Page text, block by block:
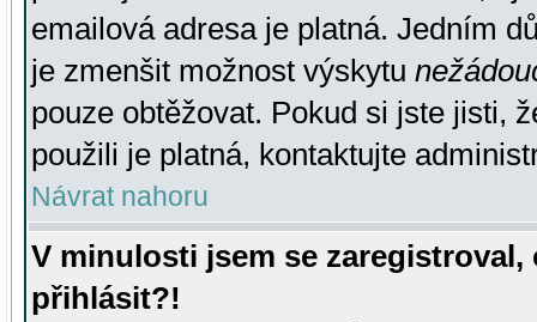
emailová adresa je platná. Jedním
je zmenšit možnost výskytu
pouze obtěžovat. Pokud si jste jisti,
použili je platná, kontaktujte
Návrat nahoru
V minulosti jsem se
přihlásit?!